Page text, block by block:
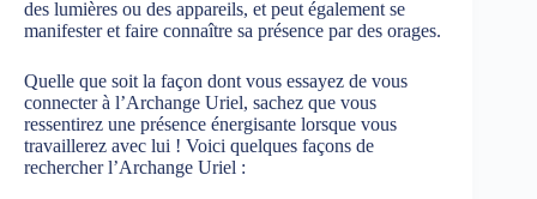
des lumières ou des appareils, et peut également se
manifester et faire connaître sa présence par des orages.
Quelle que soit la façon dont vous essayez de vous
connecter à l’Archange Uriel, sachez que vous
ressentirez une présence énergisante lorsque vous
travaillerez avec lui ! Voici quelques façons de
rechercher l’Archange Uriel :